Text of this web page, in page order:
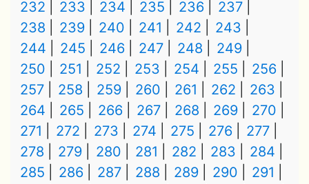
232
233 234 235 236
237
238
239 240 241 242
243
244
245 246 247 248
249
250
251 252 253 254 255
256
257
258 259 260 261 262
263
264
265 266 267 268 269
270
271
272 273 274 275 276
277
278
279 280 281 282 283
284
285
286 287 288 289 290
291